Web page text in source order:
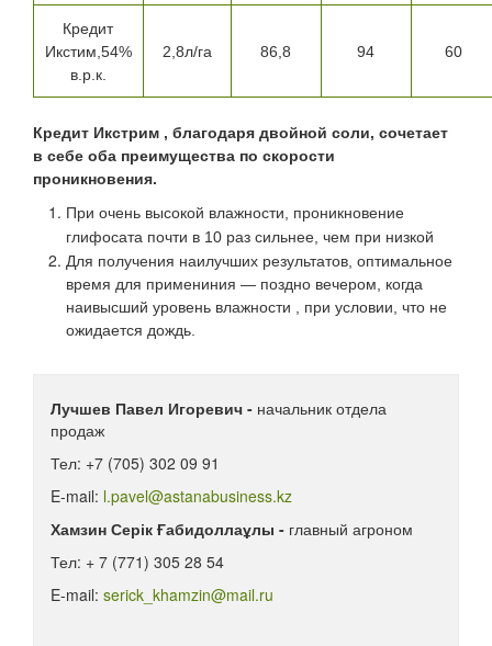
Кредит
Икстим,54%
в.р.к.
2,8л/га 86,8 94 60
Кредит Икстрим , благодаря двойной соли, сочетает
в себе оба преимущества по скорости
проникновения.
При очень высокой влажности, проникновение
глифосата почти в 10 раз сильнее, чем при низкой
Для получения наилучших результатов, оптимальное
время для примениния — поздно вечером, когда
наивысший уровень влажности , при условии, что не
ожидается дождь.
Лучшев Павел Игоревич - начальник отдела
продаж
Тел: +7 (705) 302 09 91
E-mail: l.pavel@astanabusiness.kz
Хамзин Серік Ғабидоллаұлы - главный агроном
Тел: + 7 (771) 305 28 54
E-mail: serick_khamzin@mail.ru